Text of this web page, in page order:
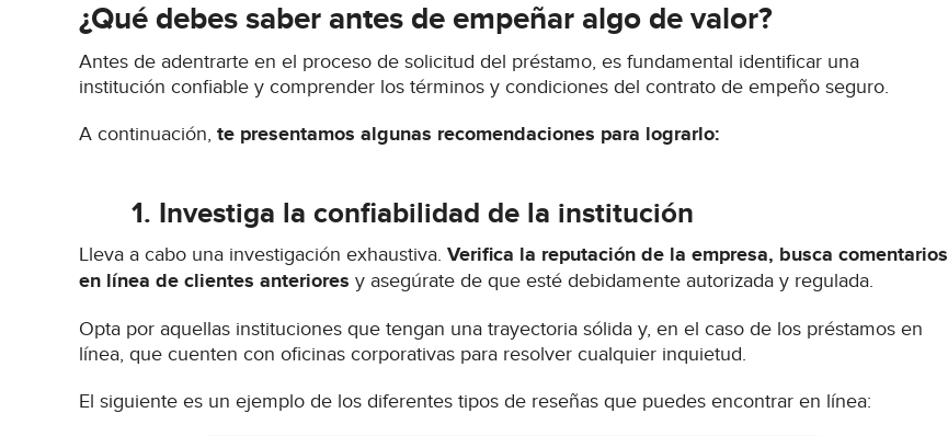
¿Qué debes saber antes de empeñar algo de valor?
Antes de adentrarte en el proceso de solicitud del préstamo, es fundamental identificar una
institución confiable y comprender los términos y condiciones del contrato de empeño seguro.
A continuación, te presentamos algunas recomendaciones para lograrlo:
1. Investiga la confiabilidad de la institución
Lleva a cabo una investigación exhaustiva. Verifica la reputación de la empresa, busca comentarios
en línea de clientes anteriores y asegúrate de que esté debidamente autorizada y regulada.
Opta por aquellas instituciones que tengan una trayectoria sólida y, en el caso de los préstamos en
línea, que cuenten con oficinas corporativas para resolver cualquier inquietud.
El siguiente es un ejemplo de los diferentes tipos de reseñas que puedes encontrar en línea: